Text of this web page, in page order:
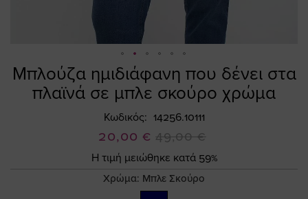
Μπλούζα ημιδιάφανη που δένει στα
πλαϊνά σε μπλε σκούρο χρώμα
Κωδικός 14256.10111
Ειδική
Τιμή
20,00 € 49,00 €
Η τιμή μειώθηκε κατά 59%
Χρώμα: Μπλε Σκούρο
Skip